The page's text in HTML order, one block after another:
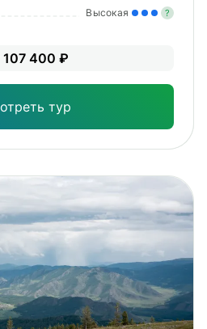
Высокая ?
107 400 ₽
тур